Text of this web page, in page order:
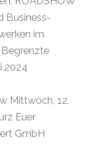
Business-
im
Mittwoch, 12.
Euer
GmbH